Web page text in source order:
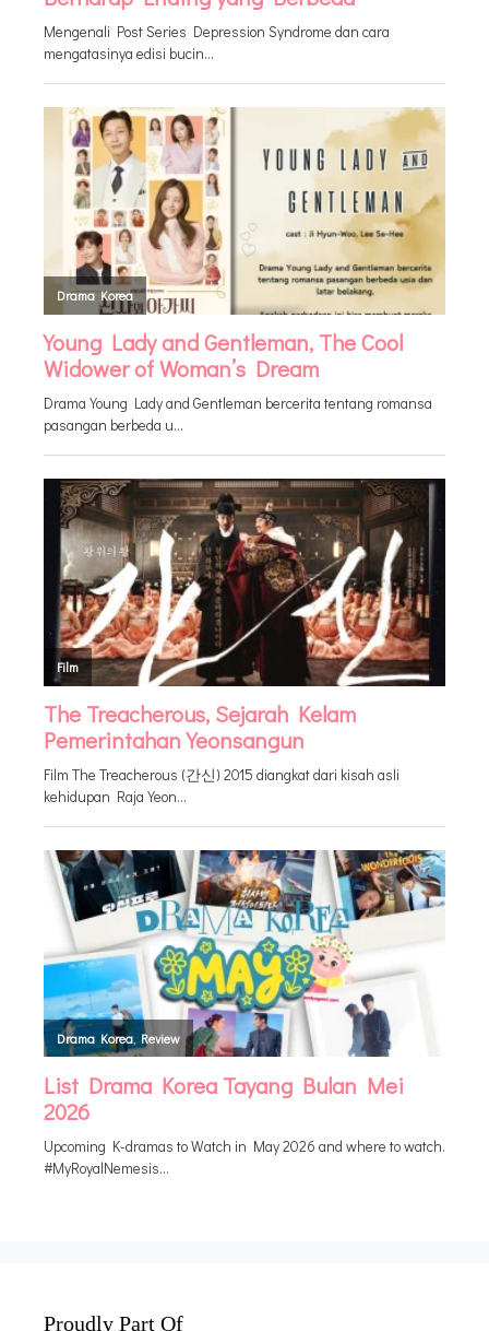
Proudly Part Of